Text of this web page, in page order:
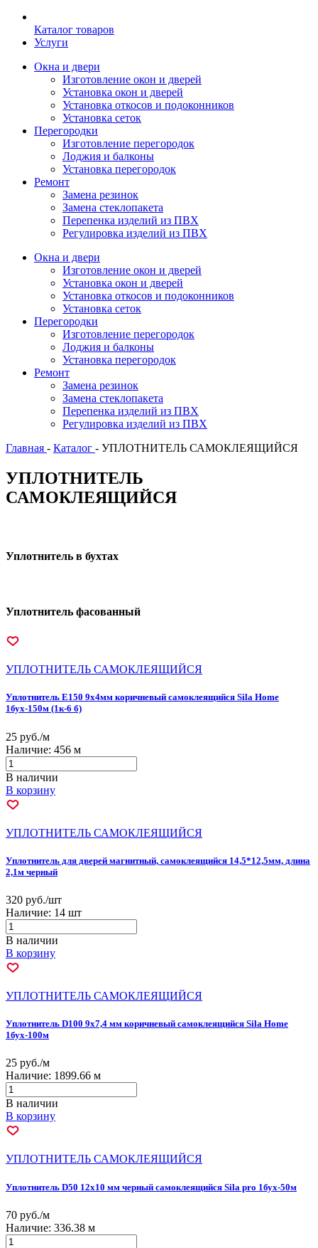
Каталог товаров
Услуги
Окна и двери
Изготовление окон и дверей
Установка окон и дверей
Установка откосов и подоконников
Установка сеток
Перегородки
Изготовление перегородок
Лоджия и балконы
Установка перегородок
Ремонт
Замена резинок
Замена стеклопакета
Перепенка изделий из ПВХ
Регулировка изделий из ПВХ
Окна и двери
Изготовление окон и дверей
Установка окон и дверей
Установка откосов и подоконников
Установка сеток
Перегородки
Изготовление перегородок
Лоджия и балконы
Установка перегородок
Ремонт
Замена резинок
Замена стеклопакета
Перепенка изделий из ПВХ
Регулировка изделий из ПВХ
Главная - Каталог - УПЛОТНИТЕЛЬ САМОКЛЕЯЩИЙСЯ
УПЛОТНИТЕЛЬ
САМОКЛЕЯЩИЙСЯ
Уплотнитель в бухтах
Уплотнитель фасованный
УПЛОТНИТЕЛЬ САМОКЛЕЯЩИЙСЯ
Уплотнитель Е150 9х4мм коричневый самоклеящийся Sila Home
1бух-150м (1к-6 б)
25 руб./м
Наличие: 456 м
В наличии
В корзину
УПЛОТНИТЕЛЬ САМОКЛЕЯЩИЙСЯ
Уплотнитель для дверей магнитный, самоклеящийся 14,5*12,5мм, длина
2,1м черный
320 руб./шт
Наличие: 14 шт
В наличии
В корзину
УПЛОТНИТЕЛЬ САМОКЛЕЯЩИЙСЯ
Уплотнитель D100 9х7,4 мм коричневый самоклеящийся Sila Home
1бух-100м
25 руб./м
Наличие: 1899.66 м
В наличии
В корзину
УПЛОТНИТЕЛЬ САМОКЛЕЯЩИЙСЯ
Уплотнитель D50 12х10 мм черный самоклеящийся Sila pro 1бух-50м
70 руб./м
Наличие: 336.38 м